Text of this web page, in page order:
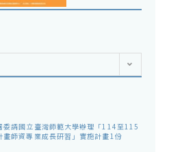
委請國立臺灣師範大學辦理「114至115
畫師資專業成長研習」實施計畫1份